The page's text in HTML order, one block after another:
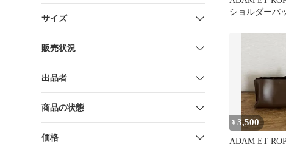
サイズ
販売状況
出品者
商品の状態
価格
ショルダーバ
¥3,500
ADAM ET